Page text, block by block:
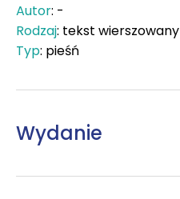
Autor: -
Rodzaj: tekst wierszowany
Typ: pieśń
Wydanie